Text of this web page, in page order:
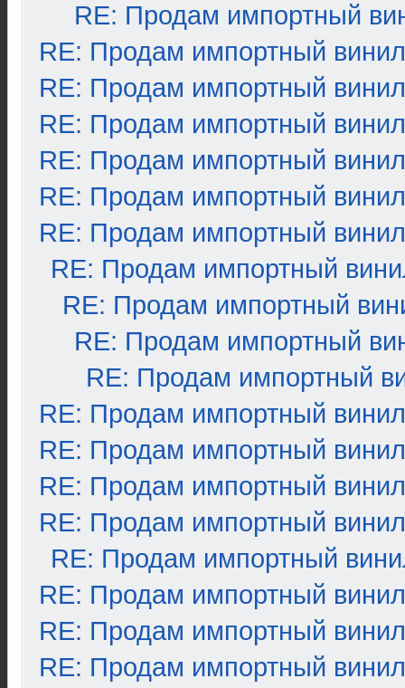
RE: Продам импортный
RE: Продам импортный винил
RE: Продам импортный винил
RE: Продам импортный винил
RE: Продам импортный винил
RE: Продам импортный винил
RE: Продам импортный винил
RE: Продам импортный
RE: Продам импортный
RE: Продам импортный
RE: Продам импортный
RE: Продам импортный винил
RE: Продам импортный винил
RE: Продам импортный винил
RE: Продам импортный винил
RE: Продам импортный
RE: Продам импортный винил
RE: Продам импортный винил
RE: Продам импортный винил